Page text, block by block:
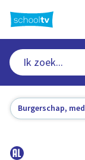
naar
hoofdinhoud
Burgerschap,